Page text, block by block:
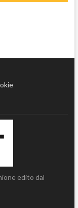
edito dal